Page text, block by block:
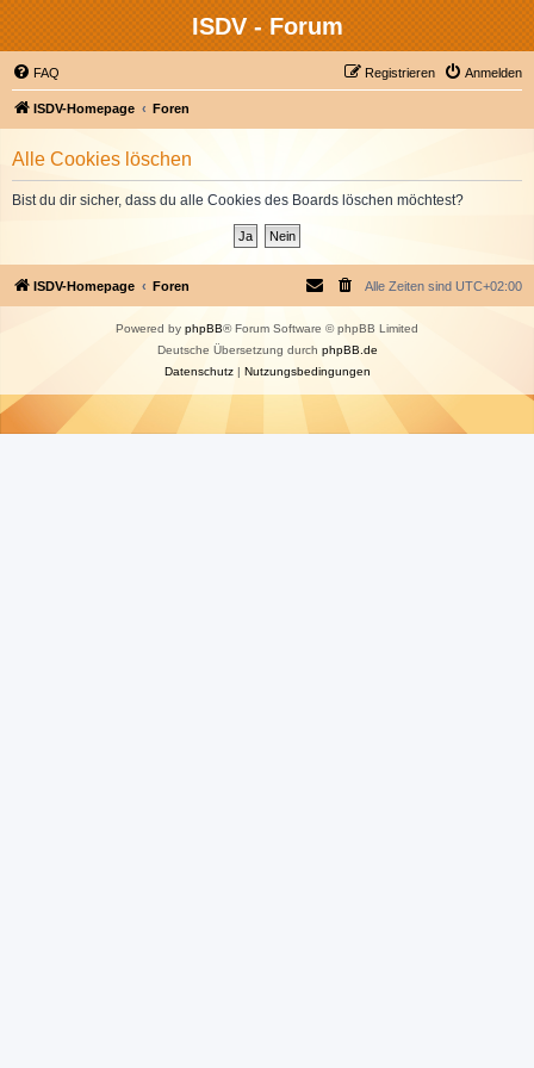
ISDV - Forum
FAQ Anmelden
Registrieren
ISDV-Homepage Foren
Alle Cookies löschen
Bist du dir sicher, dass du alle Cookies des Boards löschen möchtest?
ISDV-Homepage Foren Alle Zeiten sind UTC+02:00
Powered by phpBB® Forum Software © phpBB Limited
Deutsche Übersetzung durch phpBB.de
Datenschutz| Nutzungsbedingungen